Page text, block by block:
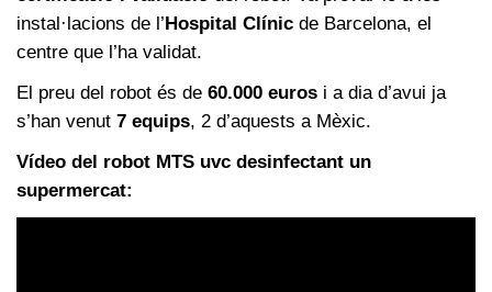
instal·lacions de l’Hospital Clínic de Barcelona, el
centre que l’ha validat.
El preu del robot és de 60.000 euros i a dia d’avui ja
s’han venut 7 equips, 2 d’aquests a Mèxic.
Vídeo del robot MTS uvc desinfectant un
supermercat: